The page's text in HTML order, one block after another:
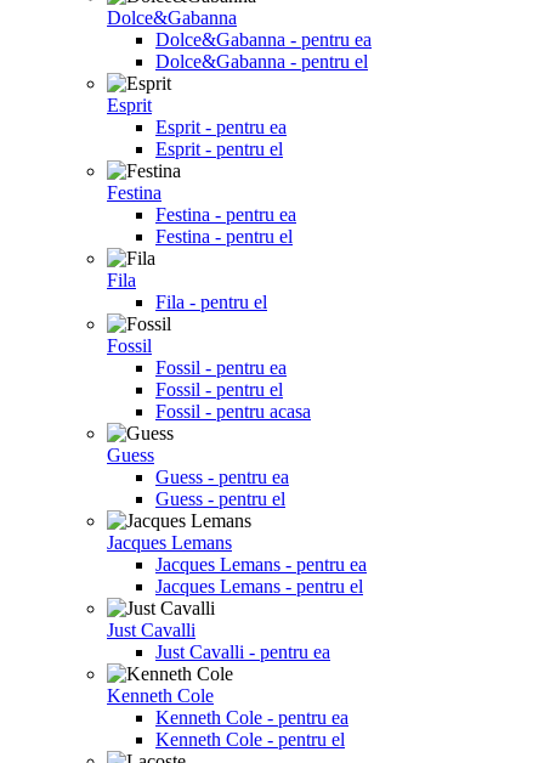
Dolce&Gabanna
Dolce&Gabanna - pentru ea
Dolce&Gabanna - pentru el
Esprit
Esprit - pentru ea
Esprit - pentru el
Festina
Festina - pentru ea
Festina - pentru el
Fila
Fila - pentru el
Fossil
Fossil - pentru ea
Fossil - pentru el
Fossil - pentru acasa
Guess
Guess - pentru ea
Guess - pentru el
Jacques Lemans
Jacques Lemans - pentru ea
Jacques Lemans - pentru el
Just Cavalli
Just Cavalli - pentru ea
Kenneth Cole
Kenneth Cole - pentru ea
Kenneth Cole - pentru el